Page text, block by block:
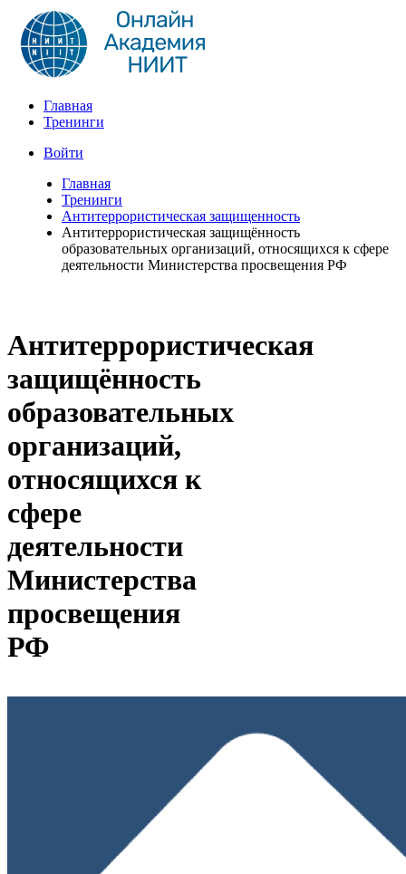
Главная
Тренинги
Войти
Главная
Тренинги
Антитеррористическая защищенность
Антитеррористическая защищённость
образовательных организаций, относящихся к сфере
деятельности Министерства просвещения РФ
Антитеррористическая
защищённость
образовательных
организаций,
относящихся к
сфере
деятельности
Министерства
просвещения
РФ